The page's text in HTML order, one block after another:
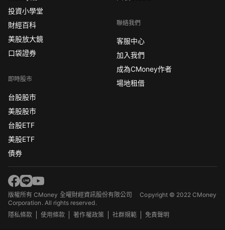
投資小學堂
財經百科
美股放大鏡
口袋證券
即時股市
台股股市
美股股市
台股ETF
美股ETF
債券
聯絡我們
客服中心
加入我們
成為CMoney作者
場地租借
版權所有 CMoney 全曜財經資訊股份有限公司Copyright © 2022 CMoney
Corporation. All rights reserved.
隱私條款
使用條款 著作權政策 社群規範 免責聲明